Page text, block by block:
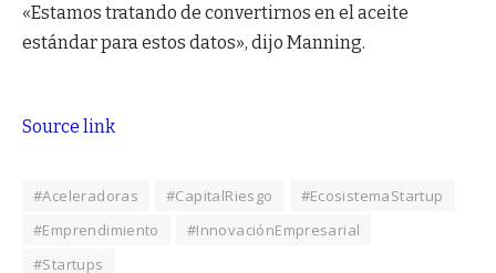
«Estamos tratando de convertirnos en el aceite
estándar para estos datos», dijo Manning.
Source link
#Aceleradoras #CapitalRiesgo
#EcosistemaStartup
#Emprendimiento
#InnovaciónEmpresarial
#Startups